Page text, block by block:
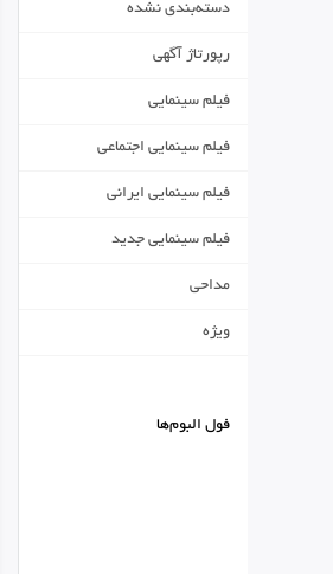
دسته‌بندی نشده
رپورتاژ آگهی
فیلم سینمایی
فیلم سینمایی اجتماعی
فیلم سینمایی ایرانی
فیلم سینمایی جدید
مداحی
ویژه
فول البوم‌ها